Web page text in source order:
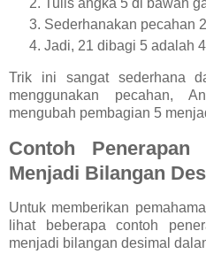
Tulis angka 5 di bawah
Sederhanakan pecahan
Jadi, 21 dibagi 5 adalah
Trik ini sangat sederhana
menggunakan pecahan,
mengubah pembagian 5
Contoh
Menjadi Bilangan
Untuk memberikan
lihat beberapa contoh
menjadi bilangan desimal